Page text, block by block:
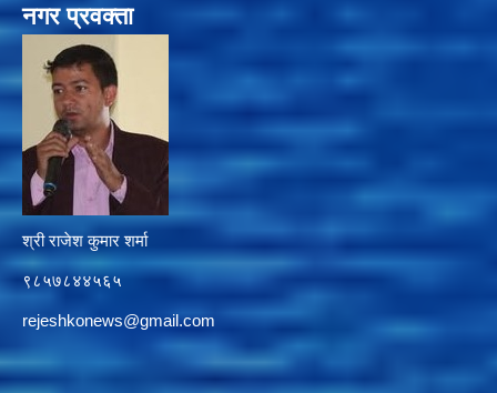
नगर प्रवक्ता
श्री राजेश कुमार शर्मा
९८५७८४४५६५
rejeshkonews@gmail.com